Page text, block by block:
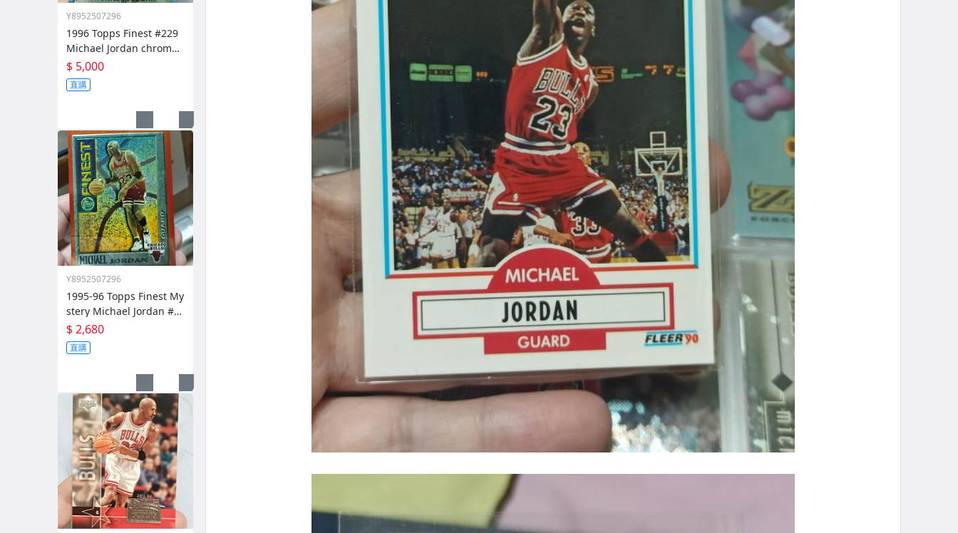
Y8952507296
1996 Topps Finest #229
Michael Jordan chrome
特卡 金屬卡 w coating 膜
還在呦
$ 5,000
直購
Y8952507296
1995-96 Topps Finest My
stery Michael Jordan #M
1 chrome 特卡 金屬卡
$ 2,680
直購